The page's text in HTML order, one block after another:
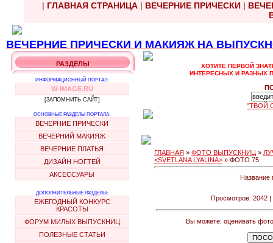
| ГЛАВНАЯ СТРАНИЦА| ВЕЧЕРНИЕ ПРИЧЕСКИ|
ВЕЧЕРНИЕ ПРИЧЕСКИ И МАКИЯЖ НА
РАЗДЕЛЫ
ИНФОРМАЦИОННЫЙ ПОРТАЛ:
W-IMAGE.RU
[ЗАПОМНИТЬ САЙТ]
ОСНОВНЫЕ РАЗДЕЛЫ ПОРТАЛА:
ВЕЧЕРНИЕ ПРИЧЕСКИ
ВЕЧЕРНИЙ МАКИЯЖ
ВЕЧЕРНИЕ ПЛАТЬЯ
ДИЗАЙН НОГТЕЙ
АКСЕССУАРЫ
ДОПОЛНИТЕЛЬНЫЕ РАЗДЕЛЫ:
ЕЖЕГОДНЫЙ КОНКУРС
КРАСОТЫ
ФОРУМ МИЛЫХ ВЫПУСКНИЦ
ПОЛЕЗНЫЕ СТАТЬИ
ХОТИТЕ ПЕРВОЙ
ИНТЕРЕСНЫХ И РАЗНЫХ
"ТВОЙ
ГЛАВНАЯ » ФОТО ВЫПУСКНИЦ »
<SVETLANA LYALINA>» ФОТО 75
Название
Просмотров: 2042 |
Вы можете: оценивать